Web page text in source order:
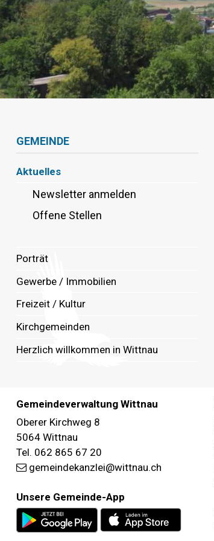
Navigation
GEMEINDE
Aktuelles
Newsletter anmelden
Offene Stellen
Porträt
Gewerbe / Immobilien
Freizeit / Kultur
Kirchgemeinden
Herzlich willkommen in Wittnau
FOOTER
Gemeindeverwaltung Wittnau
Oberer Kirchweg 8
5064 Wittnau
Tel. 062 865 67 20
gemeindekanzlei@wittnau.ch
Unsere Gemeinde-App